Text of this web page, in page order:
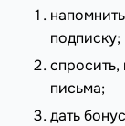
подписку;
спросить,
письма;
дать